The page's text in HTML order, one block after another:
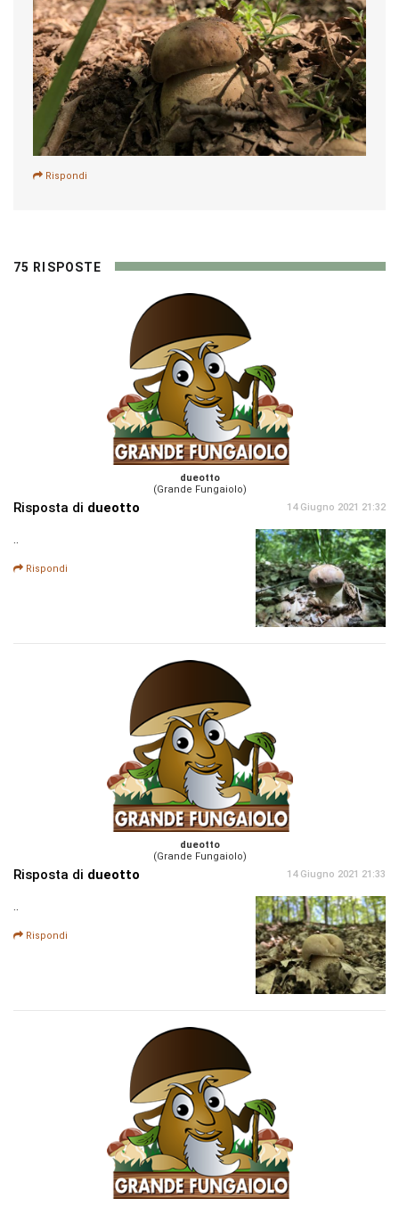
Rispondi
75 RISPOSTE
dueotto
(Grande Fungaiolo)
Risposta di dueotto 14 Giugno 2021 21:32
..
Rispondi
dueotto
(Grande Fungaiolo)
Risposta di dueotto 14 Giugno 2021 21:33
..
Rispondi